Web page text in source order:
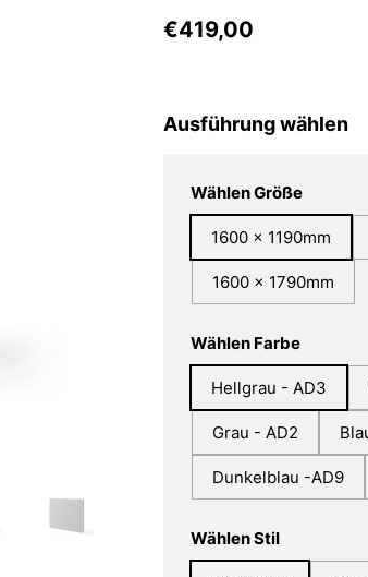
€419,00
Ausführung wählen
Wählen Größe
1600 x 1190mm
1600 x 1790mm
Wählen Farbe
Hellgrau - AD3
Grau - AD2
Dunkelblau -AD9
Wählen Stil